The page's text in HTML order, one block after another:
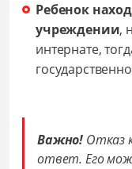
Ребенок
учреждении,
интернате,
Важно! Отказ
ответ. Его